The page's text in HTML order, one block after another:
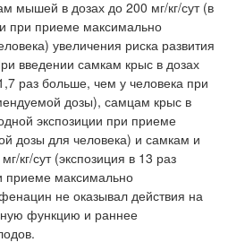
мышей в дозах до 200 мг/кг/сут (в
при приеме максимально
увеличения риска развития
введении самкам крыс в дозах
раз больше, чем у человека при
дозы), самцам крыс в
экспозиции при приеме
дозы для человека) и самкам и
кг/сут (экспозиция в 13 раз
приеме максимально
не оказывал действия на
функцию и раннее